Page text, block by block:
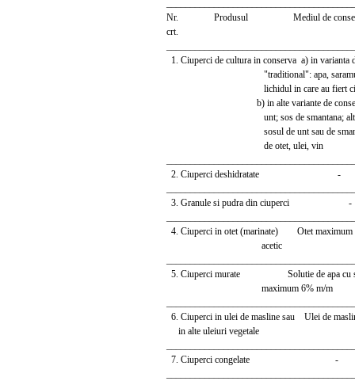
Nr. Produsul Mediul de
crt.
1. Ciuperci de cultura in conserva a) in varianta
"traditional": apa, saramura
lichidul in care au fiert
b) in alte variante de
unt; sos de smantana; alte
sosul de unt sau de
de otet, ulei, vin
2. Ciuperci deshidratate -
3. Granule si pudra din ciuperci -
4. Ciuperci in otet (marinate) Otet maximum
acetic
5. Ciuperci murate Solutie de apa cu
maximum 6% m/m
6. Ciuperci in ulei de masline sau Ulei de
in alte uleiuri vegetale
7. Ciuperci congelate -